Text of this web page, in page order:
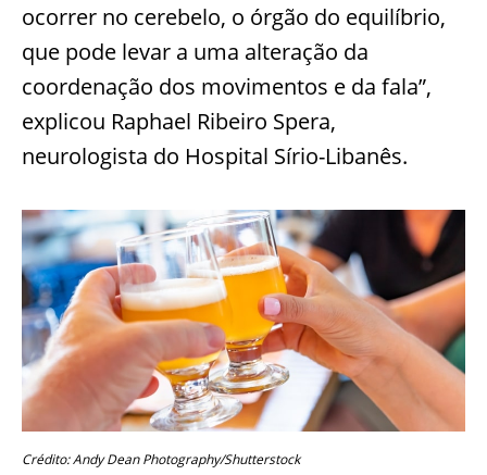
ocorrer no cerebelo, o órgão do equilíbrio,
que pode levar a uma alteração da
coordenação dos movimentos e da fala”,
explicou Raphael Ribeiro Spera,
neurologista do Hospital Sírio-Libanês.
Crédito: Andy Dean Photography/Shutterstock